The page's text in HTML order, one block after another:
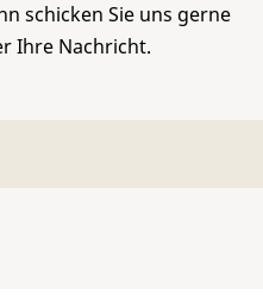
schicken Sie uns gerne
Ihre Nachricht.